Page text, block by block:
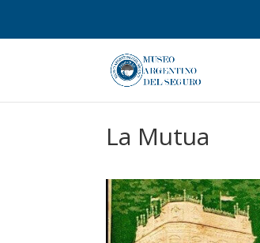
La Mutua